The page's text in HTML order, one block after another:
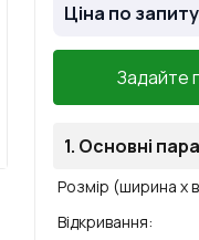
Ціна по запиту
Задайте
1. Основні
Розмір (ширина x
Відкривання: